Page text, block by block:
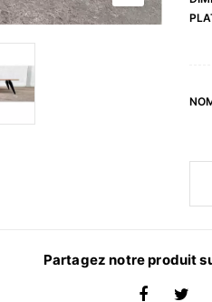
Partagez notre produit